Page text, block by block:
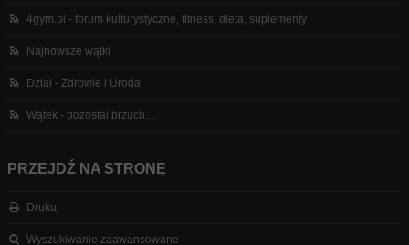
4gym.pl - forum kulturystyczne, fitness, dieta, suplementy
Najnowsze wątki
Dział - Zdrowie i Uroda
Wątek - pozostal brzuch....
PRZEJDŹ NA STRONĘ
Drukuj
Wyszukiwanie zaawansowane